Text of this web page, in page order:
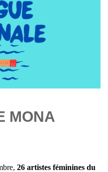
MONA
26 artistes féminines du